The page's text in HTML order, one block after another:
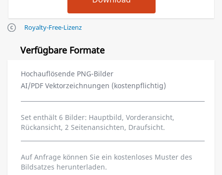
Royalty-Free-Lizenz
Verfügbare Formate
Hochauflösende PNG-Bilder
AI/PDF Vektorzeichnungen (kostenpflichtig)
Set enthält 6 Bilder: Hauptbild, Vorderansicht,
Rückansicht, 2 Seitenansichten, Draufsicht.
Auf Anfrage können Sie ein kostenloses Muster des
Bildsatzes herunterladen.